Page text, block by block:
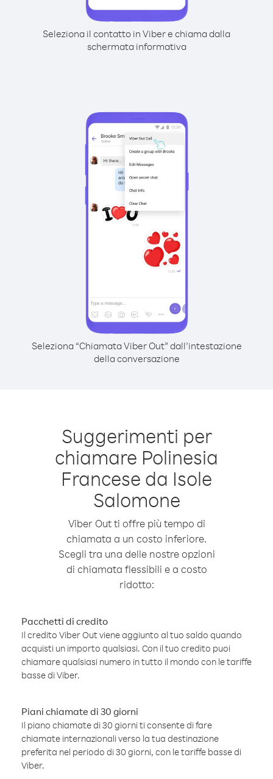
Seleziona il contatto in Viber e chiama dalla
schermata informativa
Seleziona “Chiamata Viber Out” dall’intestazione
della conversazione
Suggerimenti per
chiamare Polinesia
Francese da Isole
Salomone
Viber Out ti offre più tempo di
chiamata a un costo inferiore.
Scegli tra una delle nostre opzioni
di chiamata flessibili e a costo
ridotto:
Pacchetti di credito
Il credito Viber Out viene aggiunto al tuo saldo quando
acquisti un importo qualsiasi. Con il tuo credito puoi
chiamare qualsiasi numero in tutto il mondo con le tariffe
basse di Viber.
Piani chiamate di 30 giorni
Il piano chiamate di 30 giorni ti consente di fare
chiamate internazionali verso la tua destinazione
preferita nel periodo di 30 giorni, con le tariffe basse di
Viber.